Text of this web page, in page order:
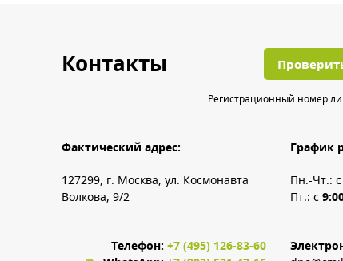
Контакты
Регистрационный номер
Фактический адрес:
127299, г. Москва, ул. Космонавта
Волкова, 9/2
График
Пн.-Чт.: с
Пт.: с
Телефон: +7 (495) 126-83-60